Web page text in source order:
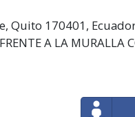
Quito 170401,
A LA MURALLA